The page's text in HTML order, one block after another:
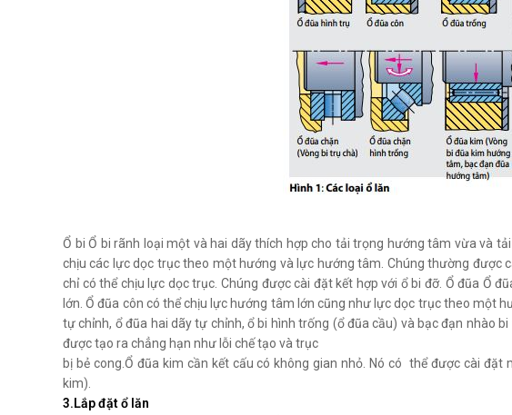
Ổ bi Ổ bi rãnh loại một và hai dãy thích hợp cho tải trọng hướng tâm vừa và
chịu các lực dọc trục theo một hướng và lực hướng tâm. Chúng thường được
chỉ có thể chịu lực dọc trục. Chúng được cài đặt kết hợp với ổ bi đỡ. Ổ đũa Ổ
lớn. Ổ đũa côn có thể chịu lực hướng tâm lớn cũng như lực dọc trục theo một
tự chỉnh, ổ đũa hai dãy tự chỉnh, ổ bi hình trống (ổ đũa cầu) và bạc đạn nhào
được tạo ra chẳng hạn như lỗi chế tạo và trục
bị bẻ cong.Ổ đũa kim cần kết cấu có không gian nhỏ. Nó có thể được cài
kim).
3.Lắp đặt ổ lăn